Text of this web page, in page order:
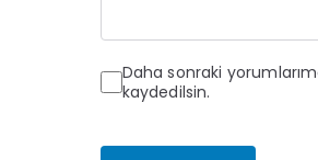
Daha sonraki
kaydedilsin.